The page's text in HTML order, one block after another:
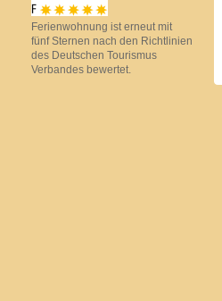
Ferienwohnung ist erneut mit
fünf Sternen nach den Richtlinien
des Deutschen Tourismus
Verbandes bewertet.